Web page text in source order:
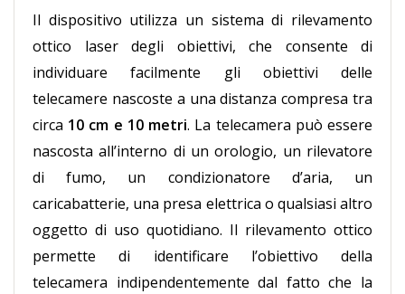
Il dispositivo utilizza un sistema di rilevamento
ottico laser degli obiettivi, che consente di
individuare facilmente gli obiettivi delle
telecamere nascoste a una distanza compresa tra
circa 10 cm e 10 metri. La telecamera può essere
nascosta all’interno di un orologio, un rilevatore
di fumo, un condizionatore d’aria, un
caricabatterie, una presa elettrica o qualsiasi altro
oggetto di uso quotidiano. Il rilevamento ottico
permette di identificare l’obiettivo della
telecamera indipendentemente dal fatto che la